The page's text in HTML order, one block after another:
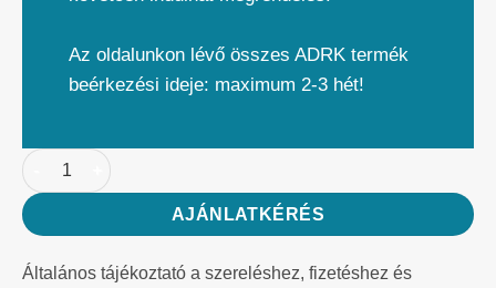
Az oldalunkon lévő összes ADRK termék
beérkezési ideje: maximum 2-3 hét!
AJÁNLATKÉRÉS
Általános tájékoztató a szereléshez, fizetéshez és